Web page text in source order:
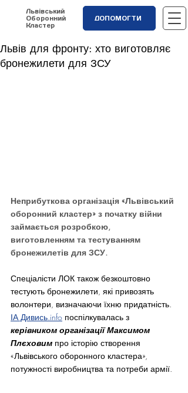
Львівський
Оборонний
Кластер
ДОПОМОГТИ
Львів для фронту: хто виготовляє
бронежилети для ЗСУ
Неприбуткова організація «Львівський
оборонний кластер» з початку війни
займається розробкою,
виготовленням та тестуванням
бронежилетів для ЗСУ.
Спеціалісти ЛОК також безкоштовно
тестують бронежилети, які привозять
волонтери, визначаючи їхню придатність.
ІА Дивись.info поспілкувалась з
керівником організації Максимом
Плєховим про історію створення
«Львівського оборонного кластера»,
потужності виробництва та потреби армії.